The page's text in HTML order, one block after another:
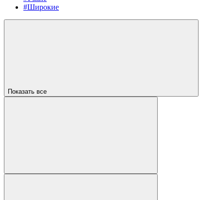
#Широкие
Показать все